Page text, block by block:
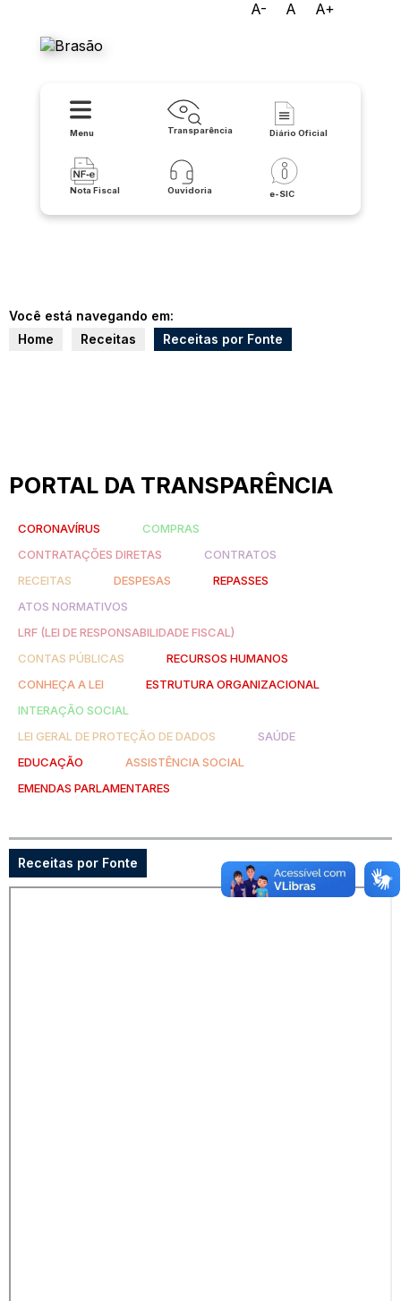
A- A A+
Menu Transparência Diário Oficial
Nota Fiscal Ouvidoria e-SIC
Você está navegando em:
Home
Receitas Receitas por Fonte
PORTAL DA TRANSPARÊNCIA
CORONAVÍRUS
COMPRAS
CONTRATAÇÕES DIRETAS
CONTRATOS
RECEITAS
DESPESAS
REPASSES
ATOS NORMATIVOS
LRF (LEI DE RESPONSABILIDADE FISCAL)
CONTAS PÚBLICAS
RECURSOS HUMANOS
CONHEÇA A LEI
ESTRUTURA ORGANIZACIONAL
INTERAÇÃO SOCIAL
LEI GERAL DE PROTEÇÃO DE DADOS
SAÚDE
EDUCAÇÃO
ASSISTÊNCIA SOCIAL
EMENDAS PARLAMENTARES
Receitas por Fonte